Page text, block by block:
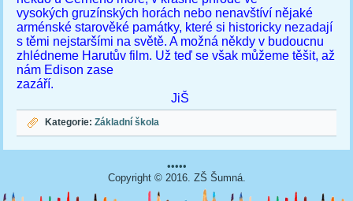
vysokých gruzínských horách nebo nenavštíví nějaké
arménské starověké památky, které si historicky nezadají
s těmi nejstaršími na světě. A možná někdy v budoucnu
zhlédneme Harutův film. Už teď se však můžeme těšit, až
nám Edison zase
zazáří.
JiŠ
Kategorie:Základní škola
•••••
Copyright © 2016. ZŠ Šumná.